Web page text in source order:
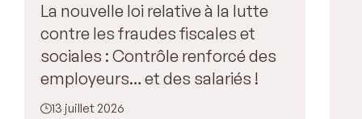
La nouvelle loi relative à la lutte
contre les fraudes fiscales et
sociales : Contrôle renforcé des
employeurs… et des salariés !
13 juillet 2026